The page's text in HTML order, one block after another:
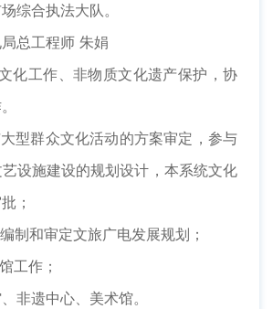
综合执法大队。
总工程师 朱娟
化工作、非物质文化遗产保护，协
型群众文化活动的方案审定，参与
设施建设的规划设计，本系统文化
；
制和审定文旅广电发展规划；
工作；
非遗中心、美术馆。